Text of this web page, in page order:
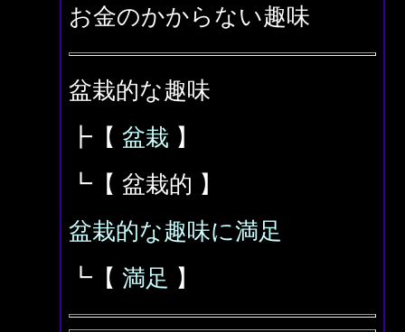
お金のかからない趣味
盆栽的な趣味
┣【 盆栽 】
┗【 盆栽的 】
盆栽的な趣味に満足
┗【 満足 】